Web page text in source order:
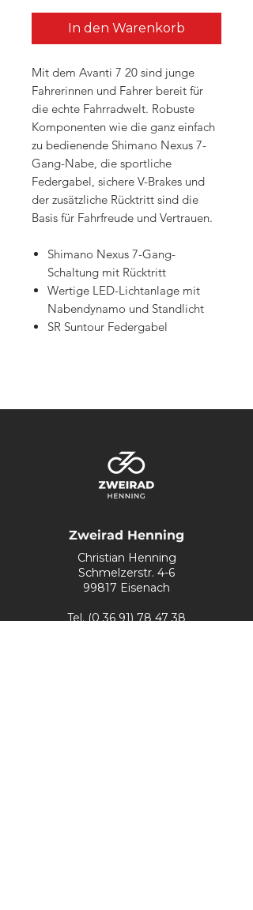
In den Warenkorb
Mit dem Avanti 7 20 sind junge
Fahrerinnen und Fahrer bereit für
die echte Fahrradwelt. Robuste
Komponenten wie die ganz einfach
zu bedienende Shimano Nexus 7-
Gang-Nabe, die sportliche
Federgabel, sichere V-Brakes und
der zusätzliche Rücktritt sind die
Basis für Fahrfreude und Vertrauen.
Shimano Nexus 7-Gang-
Schaltung mit Rücktritt
Wertige LED-Lichtanlage mit
Nabendynamo und Standlicht
SR Suntour Federgabel
Zweirad Henning
Christian Henning
Schmelzerstr. 4-6
99817 Eisenach
Tel.(0 36 91) 78 47 38